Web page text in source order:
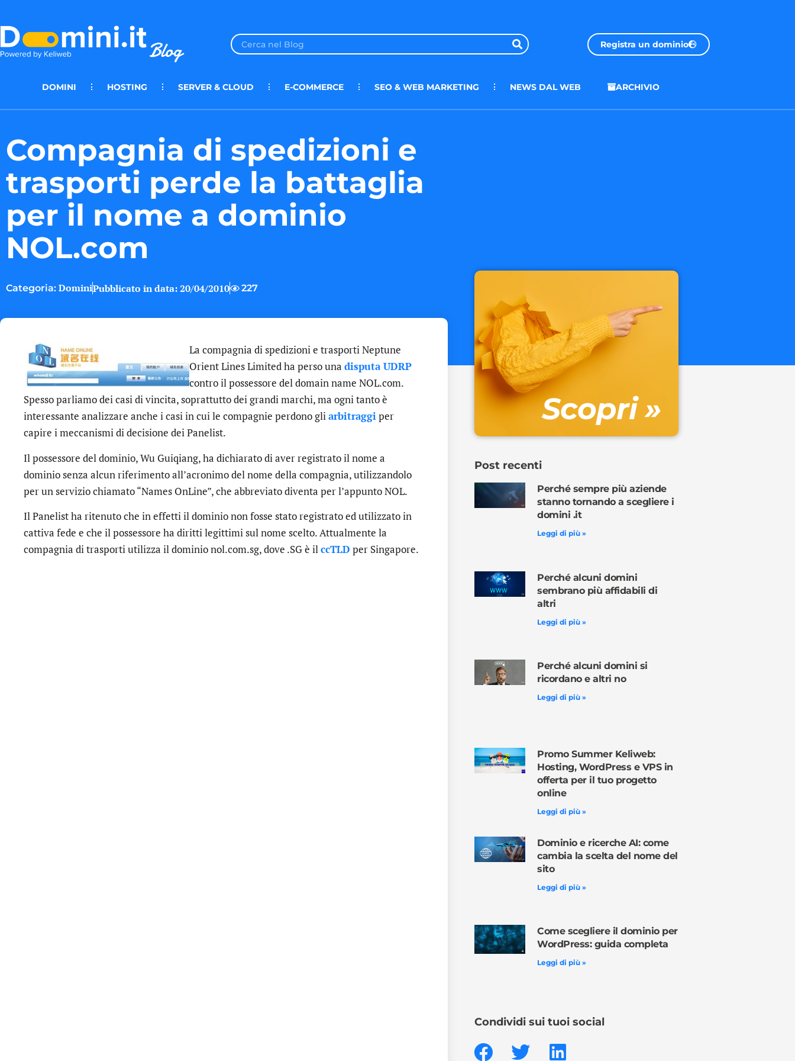
Registra un dominio
DOMINI HOSTING SERVER & CLOUD E-COMMERCE SEO & WEB MARKETING NEWS DAL WEB ARCHIVIO
Compagnia di spedizioni e
trasporti perde la battaglia
per il nome a dominio
NOL.com
Categoria: DominiPubblicato in data:20/04/2010 227
La compagnia di spedizioni e trasporti Neptune
Orient Lines Limited ha perso una disputa UDRP
contro il possessore del domain name NOL.com.
Spesso parliamo dei casi di vincita, soprattutto dei grandi marchi, ma ogni tanto è
interessante analizzare anche i casi in cui le compagnie perdono gliarbitraggiper
capire i meccanismi di decisione dei Panelist.
Il possessore del dominio, Wu Guiqiang, ha dichiarato di aver registrato il nome a
dominio senza alcun riferimento all’acronimo del nome della compagnia, utilizzandolo
per un servizio chiamato “Names OnLine”, che abbreviato diventa per l’appunto NOL.
Il Panelist ha ritenuto che in effetti il dominio non fosse stato registrato ed utilizzato in
cattiva fede e che il possessore ha diritti legittimi sul nome scelto. Attualmente la
compagnia di trasporti utilizza il dominio nol.com.sg, dove .SG è ilccTLD per Singapore.
Scopri »
Post recenti
Perché sempre più aziende
stanno tornando a scegliere i
domini .it
Leggi di più »
Perché alcuni domini
sembrano più affidabili di
altri
Leggi di più »
Perché alcuni domini si
ricordano e altri no
Leggi di più »
Promo Summer Keliweb:
Hosting, WordPress e VPS in
offerta per il tuo progetto
online
Leggi di più »
Dominio e ricerche AI: come
cambia la scelta del nome del
sito
Leggi di più »
Come scegliere il dominio per
WordPress: guida completa
Leggi di più »
Condividi sui tuoi social